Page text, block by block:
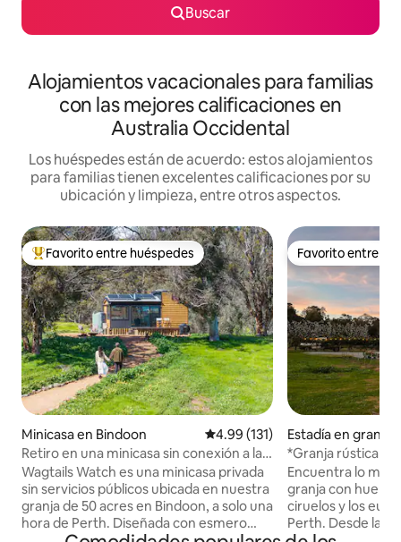
Buscar
Alojamientos vacacionales para familias
con las mejores calificaciones en
Australia Occidental
Los huéspedes están de acuerdo: estos alojamientos
para familias tienen excelentes calificaciones por su
ubicación y limpieza, entre otros aspectos.
Favorito entre huéspedes preferido
Favorito entre huéspedes
Minicasa en Bindoon Calificación promedio: 4.99 de
4.99 (131)
Retiro en una minicasa sin conexión a la
red con vistas a Wagtails
Wagtails Watch es una minicasa privada
sin servicios públicos ubicada en nuestra
granja de 50 acres en Bindoon, a solo una
hora de Perth. Diseñada con esmero
Favorito entre
Favorito entre
Estadía en granja
*Granja rústica
ciruelos*
Encuentra lo
granja con
ciruelos y los
Perth. Desde las